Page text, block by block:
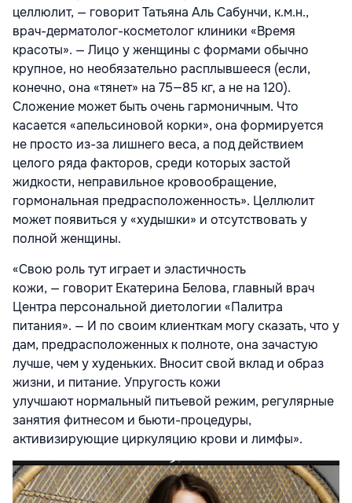
целлюлит, — говорит Татьяна Аль Сабунчи, к.м.н.,
врач-дерматолог-косметолог клиники «Время
красоты». — Лицо у женщины с формами обычно
крупное, но необязательно расплывшееся (если,
конечно, она «тянет» на 75—85 кг, а не на 120).
Сложение может быть очень гармоничным. Что
касается «апельсиновой корки», она формируется
не просто из-за лишнего веса, а под действием
целого ряда факторов, среди которых застой
жидкости, неправильное кровообращение,
гормональная предрасположенность». Целлюлит
может появиться у «худышки» и отсутствовать у
полной женщины.
«Свою роль тут играет и эластичность
кожи, — говорит Екатерина Белова, главный врач
Центра персональной диетологии «Палитра
питания». — И по своим клиенткам могу сказать, что у
дам, предрасположенных к полноте, она зачастую
лучше, чем у худеньких. Вносит свой вклад и образ
жизни, и питание. Упругость кожи
улучшают нормальный питьевой режим, регулярные
занятия фитнесом и бьюти-процедуры,
активизирующие циркуляцию крови и лимфы».